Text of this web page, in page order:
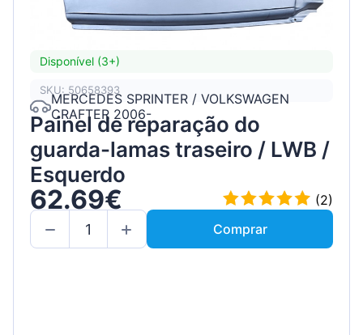
Disponível (3+)
SKU: 50658393
MERCEDES SPRINTER / VOLKSWAGEN
CRAFTER 2006-
Painel de reparação do
guarda-lamas traseiro / LWB /
Esquerdo
62.69€
(2)
Comprar